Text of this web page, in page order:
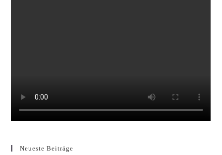
Neueste Beiträge